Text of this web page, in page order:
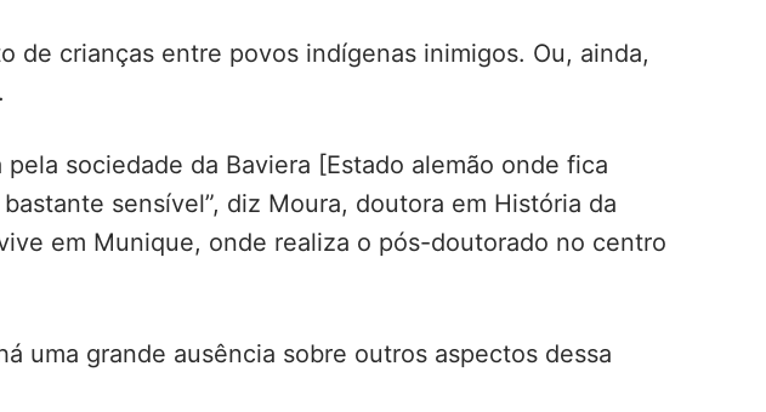
de crianças entre povos indígenas inimigos. Ou, ainda,
sociedade da Baviera [Estado alemão onde fica
sensível”, diz Moura, doutora em História da
em Munique, onde realiza o pós-doutorado no centro
uma grande ausência sobre outros aspectos dessa